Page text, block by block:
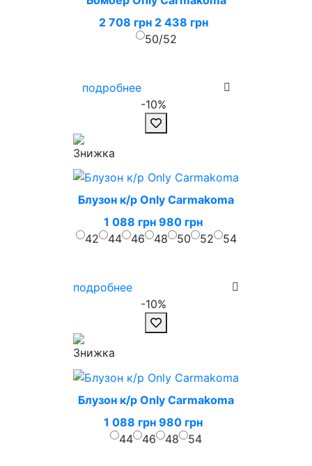
2 708 грн 2 438 грн
50/52
подробнее
-10%
Блузон к/р Only Carmakoma
1 088 грн 980 грн
42
44 46 48 50 52 54
подробнее
-10%
Блузон к/р Only Carmakoma
1 088 грн 980 грн
44
46 48 54